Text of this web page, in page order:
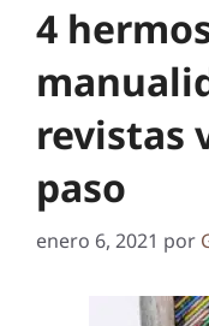
4
revistas
paso
enero 6, 2021 por